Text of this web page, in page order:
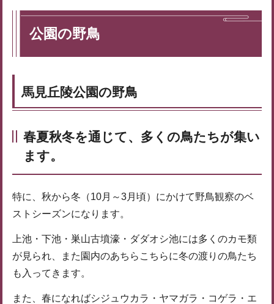
公園の野鳥
馬見丘陵公園の野鳥
春夏秋冬を通じて、多くの鳥たちが集い
ます。
特に、秋から冬（10月～3月頃）にかけて野鳥観察のベ
ストシーズンになります。
上池・下池・巣山古墳濠・ダダオシ池には多くのカモ類
が見られ、また園内のあちらこちらに冬の渡りの鳥たち
も入ってきます。
また、春になればシジュウカラ・ヤマガラ・コゲラ・エ